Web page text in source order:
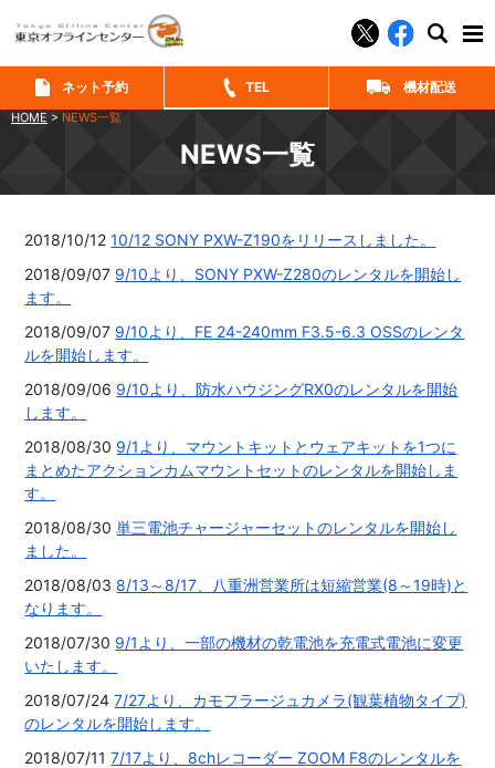
ネット予約 TEL 機材配送
HOME > NEWS一覧
NEWS一覧
2018/10/1210/12 SONY PXW-Z190をリリースしました。
2018/09/07 9/10より、SONY PXW-Z280のレンタルを開始し
ます。
2018/09/07 9/10より、FE 24-240mm F3.5-6.3 OSSのレンタ
ルを開始します。
2018/09/06 9/10より、防水ハウジングRX0のレンタルを開始
します。
2018/08/30 9/1より、マウントキットとウェアキットを1つに
まとめたアクションカムマウントセットのレンタルを開始しま
す。
2018/08/30単三電池チャージャーセットのレンタルを開始し
ました。
2018/08/03 8/13～8/17、八重洲営業所は短縮営業(8～19時)と
なります。
2018/07/30 9/1より、一部の機材の乾電池を充電式電池に変更
いたします。
2018/07/247/27より、カモフラージュカメラ(観葉植物タイプ)
のレンタルを開始します。
2018/07/117/17より、8chレコーダー ZOOM F8のレンタルを